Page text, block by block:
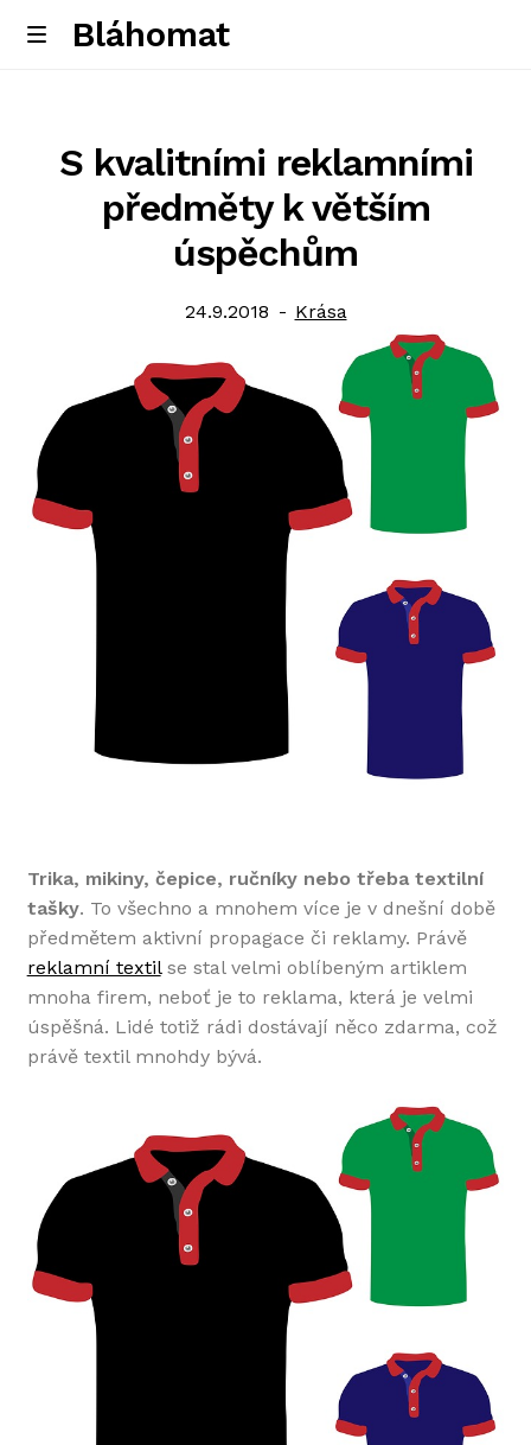
Skip
Skip
M
Bláhomat
S kvalitními reklamními
předměty k větším
úspěchům
Posted
24.9.2018 Category:
Krása
Trika, mikiny, čepice, ručníky nebo třeba textilní
tašky. To všechno a mnohem více je v dnešní době
předmětem aktivní propagace či reklamy. Právě
reklamní textil se stal velmi oblíbeným artiklem
mnoha firem, neboť je to reklama, která je velmi
úspěšná. Lidé totiž rádi dostávají něco zdarma, což
právě textil mnohdy bývá.